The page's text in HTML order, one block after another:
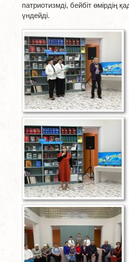
патриотизмді, бейбіт өмірдің
үндейді.